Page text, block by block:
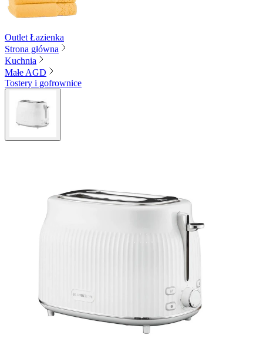
Outlet Łazienka
Strona główna
Kuchnia
Małe AGD
Tostery i gofrownice